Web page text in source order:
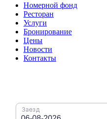
Номерной фонд
Ресторан
Услуги
Бронирование
Цены
Новости
Контакты